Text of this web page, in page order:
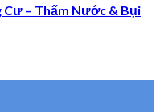
Cư – Thấm Nước & Bụi